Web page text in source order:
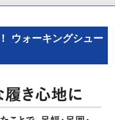
ウォーキングシュー